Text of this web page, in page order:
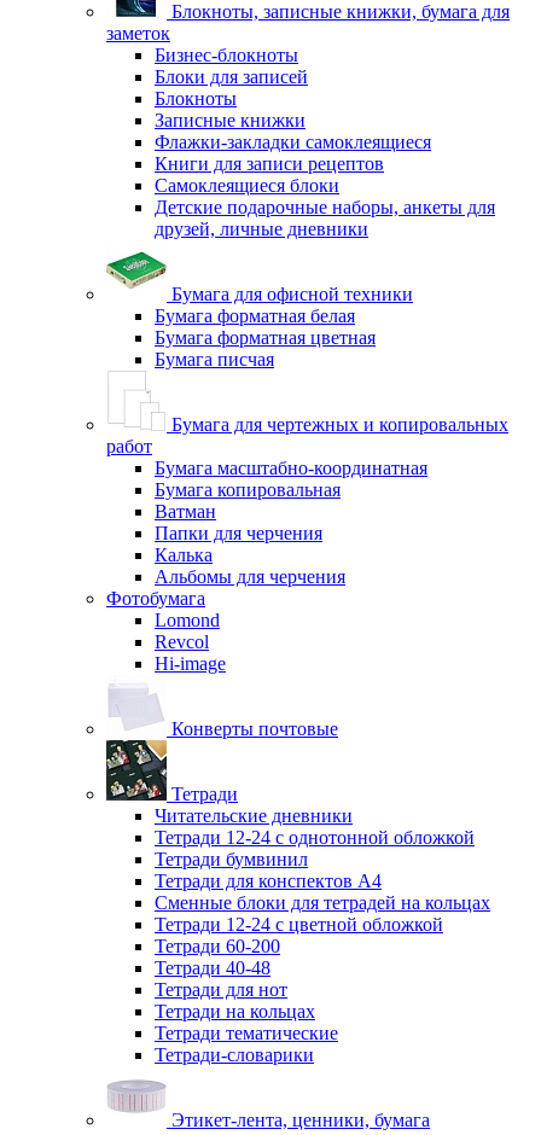
Блокноты, записные книжки, бумага для
заметок
Бизнес-блокноты
Блоки для записей
Блокноты
Записные книжки
Флажки-закладки самоклеящиеся
Книги для записи рецептов
Самоклеящиеся блоки
Детские подарочные наборы, анкеты для
друзей, личные дневники
Бумага для офисной техники
Бумага форматная белая
Бумага форматная цветная
Бумага писчая
Бумага для чертежных и копировальных
работ
Бумага масштабно-координатная
Бумага копировальная
Ватман
Папки для черчения
Калька
Альбомы для черчения
Фотобумага
Lomond
Revcol
Hi-image
Конверты почтовые
Тетради
Читательские дневники
Тетради 12-24 с однотонной обложкой
Тетради бумвинил
Тетради для конспектов А4
Сменные блоки для тетрадей на кольцах
Тетради 12-24 с цветной обложкой
Тетради 60-200
Тетради 40-48
Тетради для нот
Тетради на кольцах
Тетради тематические
Тетради-словарики
Этикет-лента, ценники, бумага